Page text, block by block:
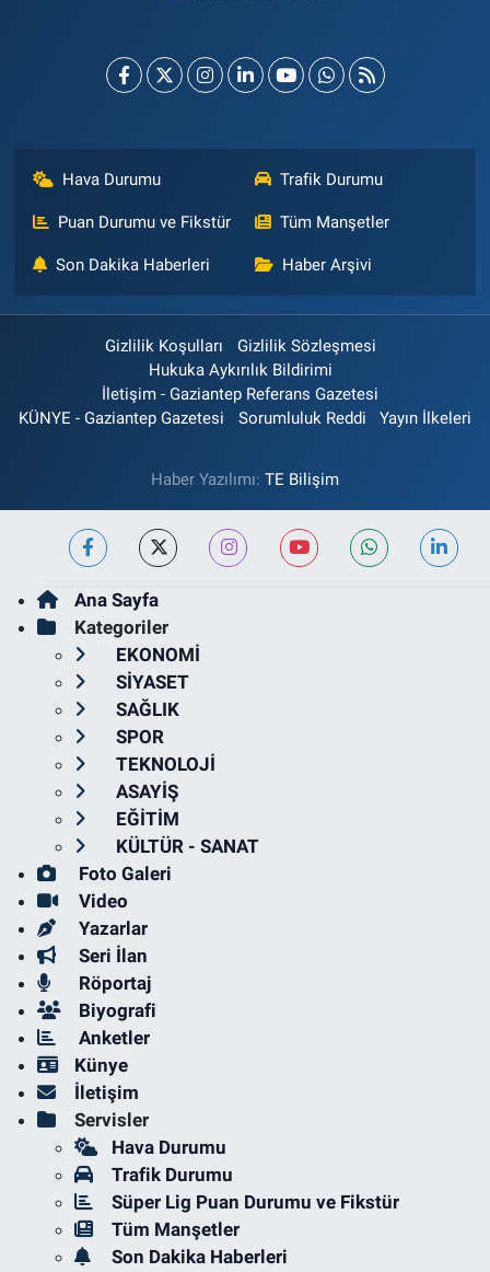
Hava Durumu Trafik Durumu
Puan Durumu ve Fikstür Tüm Manşetler
Son Dakika Haberleri Haber Arşivi
Gizlilik Koşulları
Gizlilik Sözleşmesi
Hukuka Aykırılık Bildirimi
İletişim - Gaziantep Referans Gazetesi
KÜNYE - Gaziantep Gazetesi
Sorumluluk Reddi Yayın İlkeleri
Haber Yazılımı: TE Bilişim
Ana Sayfa
Kategoriler
EKONOMİ
SİYASET
SAĞLIK
SPOR
TEKNOLOJİ
ASAYİŞ
EĞİTİM
KÜLTÜR - SANAT
Foto Galeri
Video
Yazarlar
Seri İlan
Röportaj
Biyografi
Anketler
Künye
İletişim
Servisler
Hava Durumu
Trafik Durumu
Süper Lig Puan Durumu ve Fikstür
Tüm Manşetler
Son Dakika Haberleri